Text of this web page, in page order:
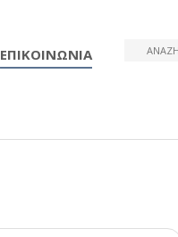
ΕΠΙΚΟΙΝΩΝΙΑ